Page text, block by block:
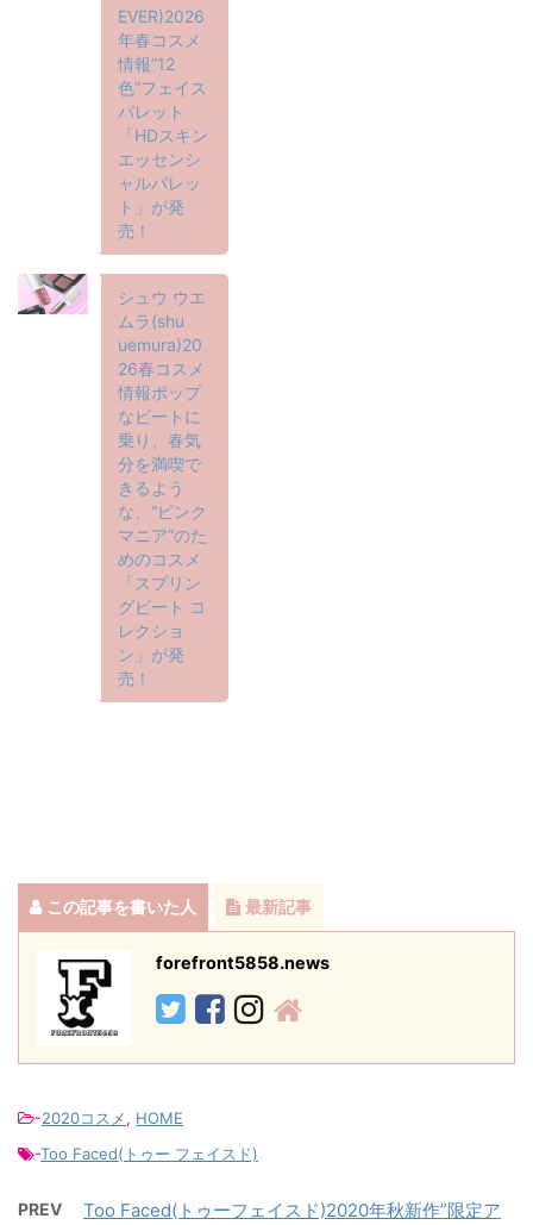
EVER)2026
年春コスメ
情報”12
色”フェイス
パレット
「HDスキン
エッセンシ
ャルパレッ
ト」が発
売！
シュウ ウエ
ムラ(shu
uemura)20
26春コスメ
情報ポップ
なビートに
乗り、春気
分を満喫で
きるよう
な、“ピンク
マニア”のた
めのコスメ
「スプリン
グビート コ
レクショ
ン」が発
売！
この記事を書いた人 最新記事
forefront5858.news
-2020コスメ, HOME
-Too Faced(トゥー フェイスド)
PREV
Too Faced(トゥーフェイスド)2020年秋新作”限定ア